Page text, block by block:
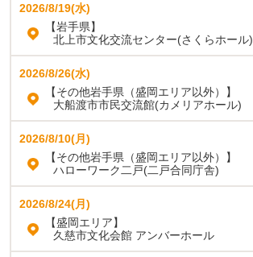
2026/8/19(水)
【岩手県】
北上市文化交流センター(さくらホール)
2026/8/26(水)
【その他岩手県（盛岡エリア以外）】
大船渡市市民交流館(カメリアホール)
2026/8/10(月)
【その他岩手県（盛岡エリア以外）】
ハローワーク二戸(二戸合同庁舎)
2026/8/24(月)
【盛岡エリア】
久慈市文化会館 アンバーホール